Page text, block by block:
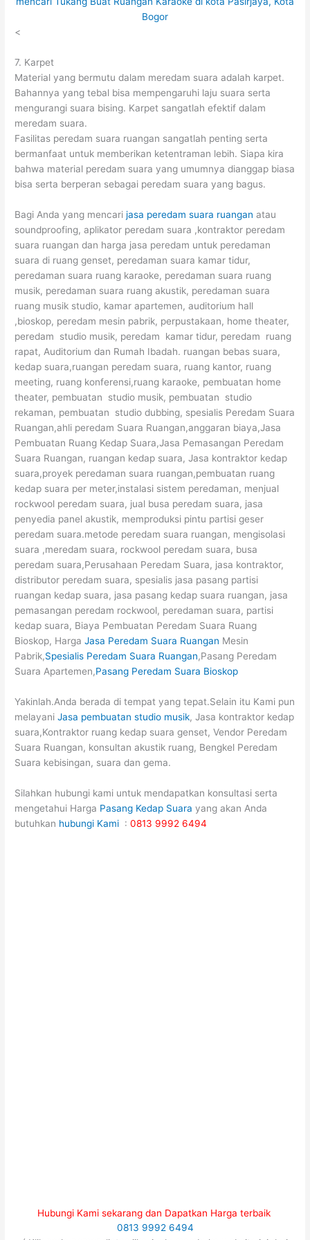
<
7. Karpet
Material yang bermutu dalam meredam suara adalah karpet.
Bahannya yang tebal bisa mempengaruhi laju suara serta
mengurangi suara bising. Karpet sangatlah efektif dalam
meredam suara.
Fasilitas peredam suara ruangan sangatlah penting serta
bermanfaat untuk memberikan ketentraman lebih. Siapa kira
bahwa material peredam suara yang umumnya dianggap biasa
bisa serta berperan sebagai peredam suara yang bagus.
Bagi Anda yang mencarijasa peredam suara ruangan atau
soundproofing, aplikator peredam suara ,kontraktor peredam
suara ruangan dan harga jasa peredam untuk peredaman
suara di ruang genset, peredaman suara kamar tidur,
peredaman suara ruang karaoke, peredaman suara ruang
musik, peredaman suara ruang akustik, peredaman suara
ruang musik studio, kamar apartemen, auditorium hall
,bioskop, peredam mesin pabrik, perpustakaan, home theater,
peredam studio musik, peredam kamar tidur, peredam ruang
rapat, Auditorium dan Rumah Ibadah. ruangan bebas suara,
kedap suara,ruangan peredam suara, ruang kantor, ruang
meeting, ruang konferensi,ruang karaoke, pembuatan home
theater, pembuatan studio musik, pembuatan studio
rekaman, pembuatan studio dubbing, spesialis Peredam Suara
Ruangan,ahli peredam Suara Ruangan,anggaran biaya,Jasa
Pembuatan Ruang Kedap Suara,Jasa Pemasangan Peredam
Suara Ruangan, ruangan kedap suara, Jasa kontraktor kedap
suara,proyek peredaman suara ruangan,pembuatan ruang
kedap suara per meter,instalasi sistem peredaman, menjual
rockwool peredam suara, jual busa peredam suara, jasa
penyedia panel akustik, memproduksi pintu partisi geser
peredam suara.metode peredam suara ruangan, mengisolasi
suara ,meredam suara, rockwool peredam suara, busa
peredam suara,Perusahaan Peredam Suara, jasa kontraktor,
distributor peredam suara, spesialis jasa pasang partisi
ruangan kedap suara, jasa pasang kedap suara ruangan, jasa
pemasangan peredam rockwool, peredaman suara, partisi
kedap suara, Biaya Pembuatan Peredam Suara Ruang
Bioskop, HargaJasa Peredam Suara Ruangan Mesin
Pabrik,Spesialis Peredam Suara Ruangan,Pasang Peredam
Suara Apartemen,Pasang Peredam Suara Bioskop
Yakinlah.Anda berada di tempat yang tepat.Selain itu Kami pun
melayaniJasa pembuatan studio musik, Jasa kontraktor kedap
suara,Kontraktor ruang kedap suara genset, Vendor Peredam
Suara Ruangan, konsultan akustik ruang, Bengkel Peredam
Suara kebisingan, suara dan gema.
Silahkan hubungi kami untuk mendapatkan konsultasi serta
mengetahui Harga Pasang Kedap Suara yang akan Anda
butuhkan hubungi Kami :0813 9992 6494
Hubungi Kami sekarang dan Dapatkan Harga terbaik
0813 9992 6494